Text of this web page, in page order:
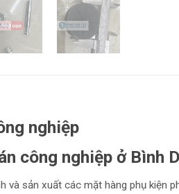
nghiệp
công nghiệp ở Bình
và sản xuất các mặt hàng phụ kiện